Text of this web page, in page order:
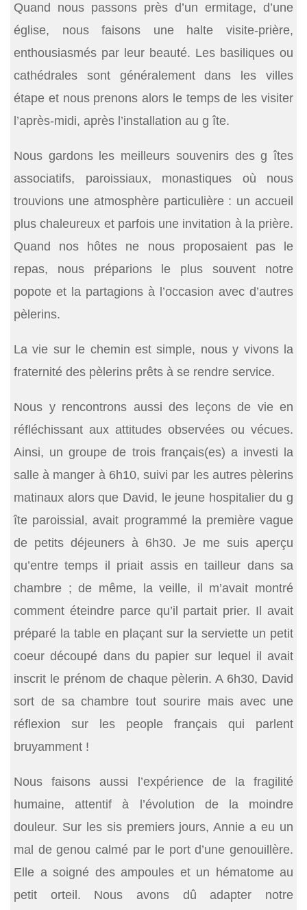
Quand nous passons près d’un ermitage, d’une
église, nous faisons une halte visite-prière,
enthousiasmés par leur beauté. Les basiliques ou
cathédrales sont généralement dans les villes
étape et nous prenons alors le temps de les visiter
l’après-midi, après l’installation au g îte.
Nous gardons les meilleurs souvenirs des g îtes
associatifs, paroissiaux, monastiques où nous
trouvions une atmosphère particulière : un accueil
plus chaleureux et parfois une invitation à la prière.
Quand nos hôtes ne nous proposaient pas le
repas, nous préparions le plus souvent notre
popote et la partagions à l’occasion avec d’autres
pèlerins.
La vie sur le chemin est simple, nous y vivons la
fraternité des pèlerins prêts à se rendre service.
Nous y rencontrons aussi des leçons de vie en
réfléchissant aux attitudes observées ou vécues.
Ainsi, un groupe de trois français(es) a investi la
salle à manger à 6h10, suivi par les autres pèlerins
matinaux alors que David, le jeune hospitalier du g
îte paroissial, avait programmé la première vague
de petits déjeuners à 6h30. Je me suis aperçu
qu’entre temps il priait assis en tailleur dans sa
chambre ; de même, la veille, il m’avait montré
comment éteindre parce qu’il partait prier. Il avait
préparé la table en plaçant sur la serviette un petit
coeur découpé dans du papier sur lequel il avait
inscrit le prénom de chaque pèlerin. A 6h30, David
sort de sa chambre tout sourire mais avec une
réflexion sur les people français qui parlent
bruyamment !
Nous faisons aussi l’expérience de la fragilité
humaine, attentif à l’évolution de la moindre
douleur. Sur les sis premiers jours, Annie a eu un
mal de genou calmé par le port d’une genouillère.
Elle a soigné des ampoules et un hématome au
petit orteil. Nous avons dû adapter notre